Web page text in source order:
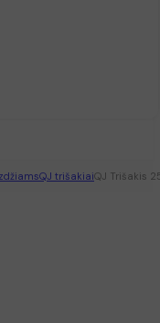
QJ trišakiaiQJ Trišakis